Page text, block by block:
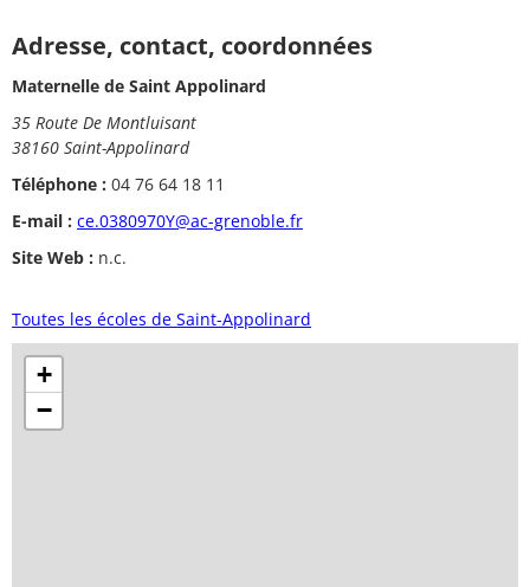
Adresse, contact, coordonnées
Maternelle de Saint Appolinard
35 Route De Montluisant
38160 Saint-Appolinard
Téléphone : 04 76 64 18 11
E-mail : ce.0380970Y@ac-grenoble.fr
Site Web : n.c.
Toutes les écoles de Saint-Appolinard
+
−